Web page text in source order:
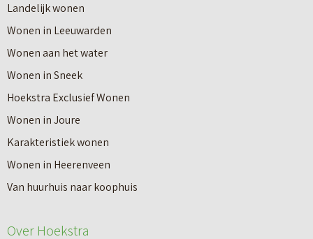
r
I
n
8
s
t
a
p
p
n
o
v
e
r
V
a
n
n
e
Landelijk wonen
Wonen in Leeuwarden
Wonen aan het water
Wonen in Sneek
Hoekstra Exclusief Wonen
Wonen in Joure
Karakteristiek wonen
Wonen in Heerenveen
Van huurhuis naar koophuis
Over Hoekstra